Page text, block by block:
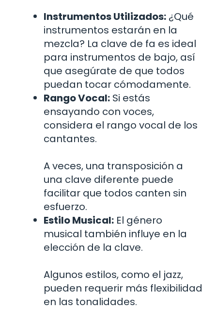
Instrumentos Utilizados: ¿Qué
instrumentos estarán en la
mezcla? La clave de fa es ideal
para instrumentos de bajo, así
que asegúrate de que todos
puedan tocar cómodamente.
Rango Vocal: Si estás
ensayando con voces,
considera el rango vocal de los
cantantes.
A veces, una transposición a
una clave diferente puede
facilitar que todos canten sin
esfuerzo.
Estilo Musical: El género
musical también influye en la
elección de la clave.
Algunos estilos, como el jazz,
pueden requerir más flexibilidad
en las tonalidades.